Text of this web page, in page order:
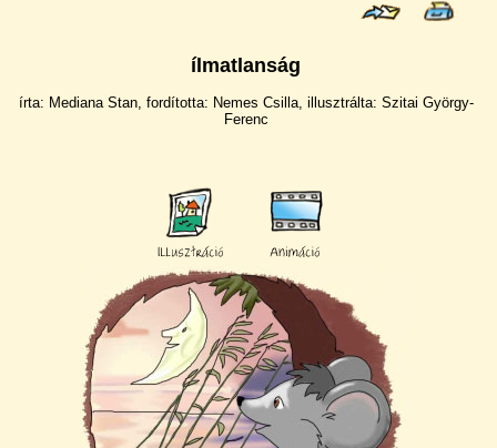
ílmatlanság
írta: Mediana Stan, fordí­totta: Nemes Csilla, illusztrálta: Szitai György-
Ferenc